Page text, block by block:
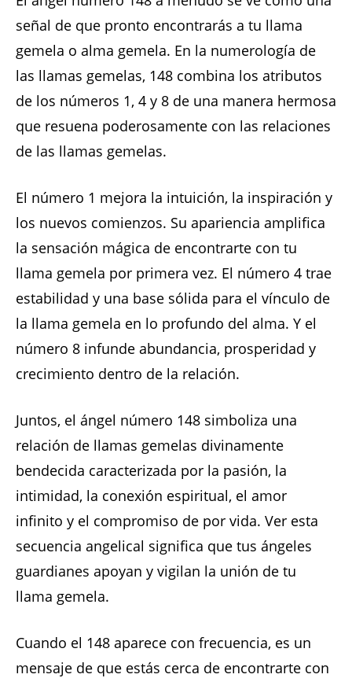
señal de que pronto encontrarás a tu llama
gemela o alma gemela. En la numerología de
las llamas gemelas, 148 combina los atributos
de los números 1, 4 y 8 de una manera hermosa
que resuena poderosamente con las relaciones
de las llamas gemelas.
El número 1 mejora la intuición, la inspiración y
los nuevos comienzos. Su apariencia amplifica
la sensación mágica de encontrarte con tu
llama gemela por primera vez. El número 4 trae
estabilidad y una base sólida para el vínculo de
la llama gemela en lo profundo del alma. Y el
número 8 infunde abundancia, prosperidad y
crecimiento dentro de la relación.
Juntos, el ángel número 148 simboliza una
relación de llamas gemelas divinamente
bendecida caracterizada por la pasión, la
intimidad, la conexión espiritual, el amor
infinito y el compromiso de por vida. Ver esta
secuencia angelical significa que tus ángeles
guardianes apoyan y vigilan la unión de tu
llama gemela.
Cuando el 148 aparece con frecuencia, es un
mensaje de que estás cerca de encontrarte con